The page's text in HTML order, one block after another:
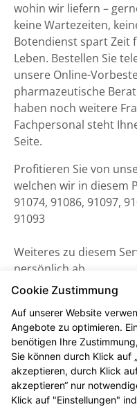
wohin wir liefern –
keine Wartezeiten,
Botendienst spart Zeit
Leben. Bestellen Sie
unsere Online-
pharmazeutische
haben noch weitere
Fachpersonal steht
Seite.
Profitieren Sie von
welchen wir in diesem
91074, 91086, 91097,
91093
Weiteres zu diesem
persönlich ab.
Cookie Zustimmung
Auf unserer Website
Angebote zu optimieren.
benötigen Ihre
Sie können durch Klick auf
akzeptieren, durch Klick
akzeptieren“ nur
Klick auf "Einstellungen"